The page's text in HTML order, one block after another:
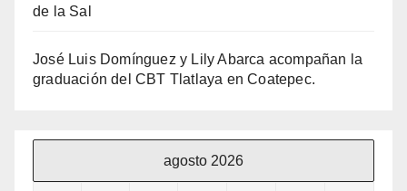
de la Sal
José Luis Domínguez y Lily Abarca acompañan la
graduación del CBT Tlatlaya en Coatepec.
agosto 2026